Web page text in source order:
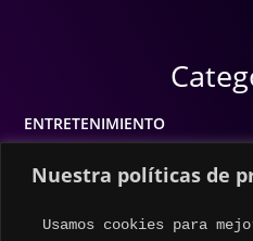
Nuestra políticas de
Usamos cookies para
ENTRETENIMIENTO
ESTILO DE VIDA